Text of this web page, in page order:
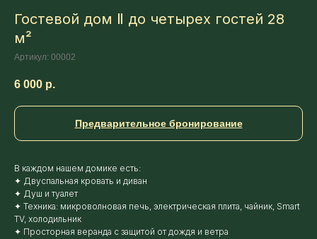
Гостевой дом Ⅱ до четырех гостей 28
м²
Артикул: 00002
6 000 р.
Предварительное бронирование
В каждом нашем домике есть:
✦ Двуспальная кровать и диван
✦ Душ и туалет
✦ Техника: микроволновая печь, электрическая плита, чайник, Smart
TV, холодильник
✦ Просторная веранда с защитой от дождя и ветра